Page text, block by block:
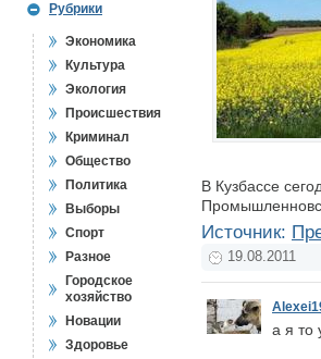
Рубрики
Экономика
Культура
Экология
Происшествия
Криминал
Общество
Политика
Выборы
Спорт
Разное
Городское
хозяйство
Новации
Здоровье
В Кузбассе
Источник:
19.08.2011
а я то